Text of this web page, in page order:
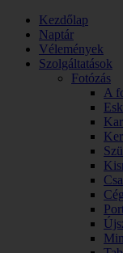
Kezdőlap
Naptár
Vélemények
Szolgáltatások
Fotózás
A